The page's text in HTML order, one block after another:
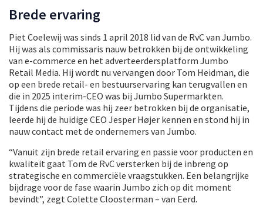
Brede ervaring
Piet Coelewij was sinds 1 april 2018 lid van de RvC van Jumbo.
Hij was als commissaris nauw betrokken bij de ontwikkeling
van e-commerce en het adverteerdersplatform Jumbo
Retail Media. Hij wordt nu vervangen door Tom Heidman, die
op een brede retail- en bestuurservaring kan terugvallen en
die in 2025 interim-CEO was bij Jumbo Supermarkten.
Tijdens die periode was hij zeer betrokken bij de organisatie,
leerde hij de huidige CEO Jesper Højer kennen en stond hij in
nauw contact met de ondernemers van Jumbo.
“Vanuit zijn brede retail ervaring en passie voor producten en
kwaliteit gaat Tom de RvC versterken bij de inbreng op
strategische en commerciële vraagstukken. Een belangrijke
bijdrage voor de fase waarin Jumbo zich op dit moment
bevindt”, zegt Colette Cloosterman – van Eerd.